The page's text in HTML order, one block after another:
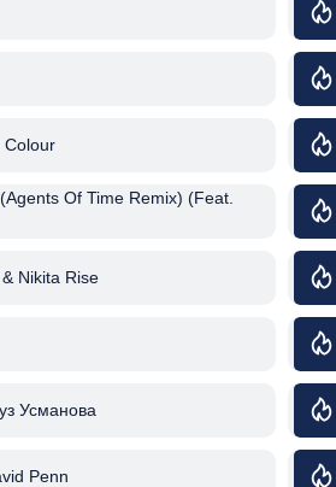
Colour
Of Time Remix) (Feat.
Nikita Rise
Усманова
Penn